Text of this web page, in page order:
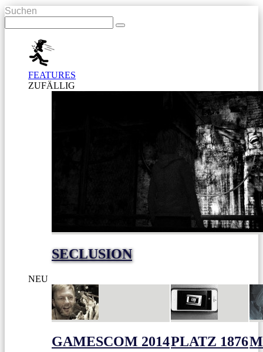
Suchen
FEATURES
ZUFÄLLIG
SECLUSION
NEU
GAMESCOM 2014PLATZ 1876